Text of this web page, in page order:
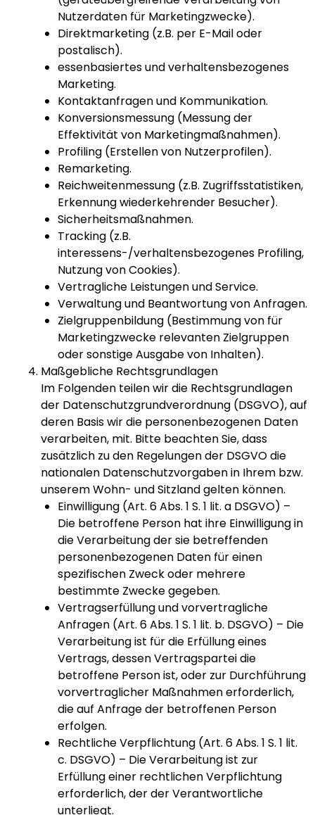
Nutzerdaten für Marketingzwecke).
Direktmarketing (z.B. per E-Mail oder
postalisch).
essenbasiertes und verhaltensbezogenes
Marketing.
Kontaktanfragen und Kommunikation.
Konversionsmessung (Messung der
Effektivität von Marketingmaßnahmen).
Profiling (Erstellen von Nutzerprofilen).
Remarketing.
Reichweitenmessung (z.B. Zugriffsstatistiken,
Erkennung wiederkehrender Besucher).
Sicherheitsmaßnahmen.
Tracking (z.B.
interessens-/verhaltensbezogenes Profiling,
Nutzung von Cookies).
Vertragliche Leistungen und Service.
Verwaltung und Beantwortung von Anfragen.
Zielgruppenbildung (Bestimmung von für
Marketingzwecke relevanten Zielgruppen
oder sonstige Ausgabe von Inhalten).
Maßgebliche Rechtsgrundlagen
Im Folgenden teilen wir die Rechtsgrundlagen
der Datenschutzgrundverordnung (DSGVO), auf
deren Basis wir die personenbezogenen Daten
verarbeiten, mit. Bitte beachten Sie, dass
zusätzlich zu den Regelungen der DSGVO die
nationalen Datenschutzvorgaben in Ihrem bzw.
unserem Wohn- und Sitzland gelten können.
Einwilligung (Art. 6 Abs. 1 S. 1 lit. a DSGVO) –
Die betroffene Person hat ihre Einwilligung in
die Verarbeitung der sie betreffenden
personenbezogenen Daten für einen
spezifischen Zweck oder mehrere
bestimmte Zwecke gegeben.
Vertragserfüllung und vorvertragliche
Anfragen (Art. 6 Abs. 1 S. 1 lit. b. DSGVO) – Die
Verarbeitung ist für die Erfüllung eines
Vertrags, dessen Vertragspartei die
betroffene Person ist, oder zur Durchführung
vorvertraglicher Maßnahmen erforderlich,
die auf Anfrage der betroffenen Person
erfolgen.
Rechtliche Verpflichtung (Art. 6 Abs. 1 S. 1 lit.
c. DSGVO) – Die Verarbeitung ist zur
Erfüllung einer rechtlichen Verpflichtung
erforderlich, der der Verantwortliche
unterliegt.